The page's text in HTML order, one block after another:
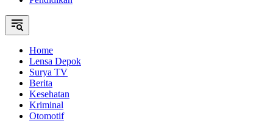
Home
Lensa Depok
Surya TV
Berita
Kesehatan
Kriminal
Otomotif